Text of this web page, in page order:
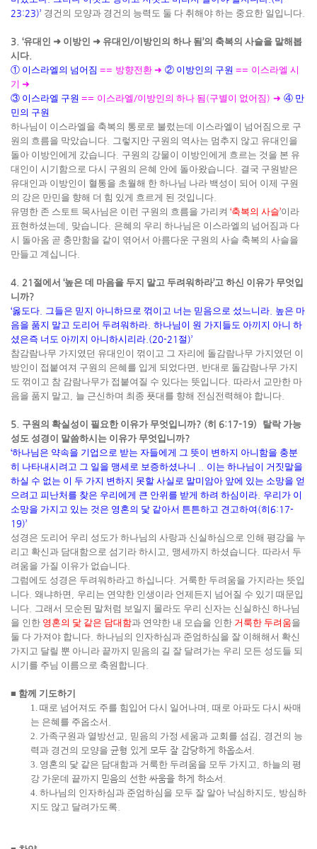
23:23)’ 경건의 모양과 경건의 능력도 둘 다 취해야 하는 중요한 일입니다
3. ‘유대인 ➜ 이방인 ➜ 유대인/이방인의 하나 됨 ’의 축복의 사슬을 말해봅
시다.
① 이스라엘의 넘어짐 == 방향전환 ➜ ② 이방인의 구원 == 이스라엘 시
기 ➜
③ 이스라엘 구원 == 이스라엘/이방인의 하나 됨 (구별이 없어짐) ➜ ④ 만
민의 구원
하나님이 이스라엘을 축복의 통로로 불렀는데 이스라엘이 넘어짐으로 구
원의 흐름을 막았습니다 그렇지만 구원의 역사는 멈추지 않고 유대인을
돌아 이방인에게 갔습니다 구원의 강물이 이방인에게 흐르는 것을 본 유
대인이 시기함으로 다시 구원의 은혜 안에 돌아왔습니다 결국 구원받은
유대인과 이방인이 혈통을 초월해 한 하나님 나라 백성이 되어 이제 구원
의 강은 만민을 향해 더 힘 있게 흐르게 된 것입니다
유명한 존 스토트 목사님은 이런 구원의 흐름을 가리켜 ‘축복의 사슬’이라
표현하셨는데
맞습니다 은혜의 우리 하나님은 이스라엘의 넘어짐과 다
시 돌아옴 곧 충만함을 같이 엮어서 아름다운 구원의 사슬 축복의 사슬을
만들고 계십니다
4. 21 절에서 ‘높은 데 마음을 두지 말고 두려워하라’고 하신 이유가 무엇입
니까?
‘옳도다 그들은 믿지 아니하므로 꺾이고 너는 믿음으로 섰느니라 높은 마
음을 품지 말고 도리어 두려워하라 하나님이 원 가지들도 아끼지 아니 하
셨은즉 너도 아끼지 아니하시리라 .(20-21 절)’
참감람나무 가지였던 유대인이 꺾이고 그 자리에 돌감람나무 가지였던 이
방인이 접붙여져 구원의 은혜를 입게 되었다면
반대로 돌감람나무 가지
도 꺾이고 참 감람나무가 접붙여질 수 있다는 뜻입니다 따라서 교만한 마
음을 품지 말고
늘 근신하며 최종 푯대를 향해 전심전력해야 합니다
5. 구원의 확실성이 필요한 이유가 무엇입니까? (히 6:17-19) 탈락 가능
성도 성경이 말씀하시는 이유가 무엇입니까?
‘하나님은 약속을 기업으로 받는 자들에게 그 뜻이 변하지 아니함을 충분
히 나타내시려고 그 일을 맹세로 보증하셨나니
이는 하나님이 거짓말을
하실 수 없는 이 두 가지 변하지 못할 사실로 말미암아 앞에 있는 소망을 얻
으려고 피난처를 찾은 우리에게 큰 안위를 받게 하려 하심이라 우리가 이
소망을 가지고 있는 것은 영혼의 닻 같아서 튼튼하고 견고하여 (히6:17-
19)’
성경은 도리어 우리 성도가 하나님의 사랑과 신실하심으로 인해 평강을 누
리고 확신과 담대함으로 섬기라 하시고
맹세까지 하셨습니다 따라서 두
려움을 가질 이유가 없습니다
그럼에도 성경은 두려워하라고 하십니다 거룩한 두려움을 가지라는 뜻입
니다 왜냐하면
우리는 연약한 인생이라 언제든지 넘어질 수 있기 때문입
니다 그래서 모순된 말처럼 보일지 몰라도 우리 신자는 신실하신 하나님
을 인한 영혼의 닻 같은 담대함과 연약한 내 모습을 인한 거룩한 두려움을
둘 다 가져야 합니다 하나님의 인자하심과 준엄하심을 잘 이해해서 확신
가지고 달릴 뿐 아니라 끝까지 믿음의 길 잘 달려가는 우리 모든 성도들 되
시기를 주님 이름으로 축원합니다
■ 함께 기도하기
1. 때로 넘어져도 주를 힘입어 다시 일어나며
때로 아파도 다시 싸매
는 은혜를 주옵소서
2. 가족구원과 열방선교
믿음의 가정 세움과 교회를 섬김
경건의 능
력과 경건의 모양을 균형 있게 모두 잘 감당하게 하옵소서
3. 영혼의 닻 같은 담대함과 거룩한 두려움을 모두 가지고 하늘의 평
강 가운데 끝까지 믿음의 선한 싸움을 하게 하소서
4. 하나님의 인자하심과 준엄하심을 모두 잘 알아 낙심하지도
방심하
지도 않고 달려가도록